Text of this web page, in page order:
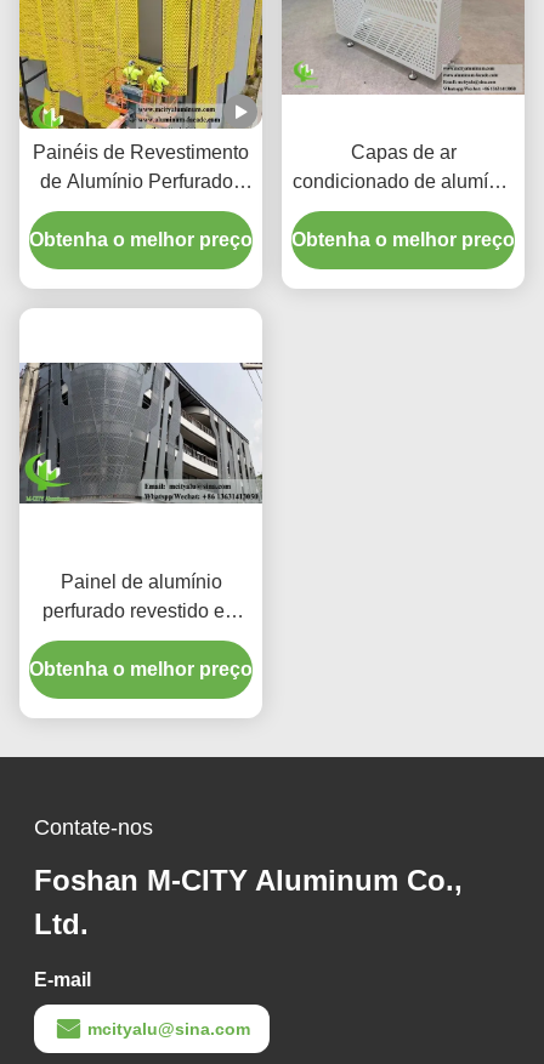
Painéis de Revestimento
de Alumínio Perfurados
CNC Personalizados
com Liga 3003 H14/H24
e Revestimento PVDF
Obtenha o melhor preço
Capas de ar
condicionado de alumínio
premium | Telas de
proteção decorativas
Obtenha o melhor preço
Painel de alumínio
perfurado revestido em
pó com cores RAL
personalizadas e padrões
de corte a laser para
Obtenha o melhor preço
Contate-nos
Foshan M-CITY Aluminum Co.,
Ltd.
E-mail
mcityalu@sina.com